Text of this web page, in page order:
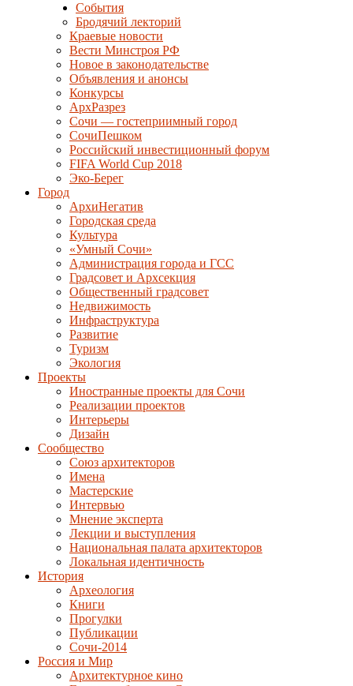
События
Бродячий лекторий
Краевые новости
Вести Минстроя РФ
Новое в законодательстве
Объявления и анонсы
Конкурсы
АрхРазрез
Сочи — гостеприимный город
СочиПешком
Российский инвестиционный форум
FIFA World Cup 2018
Эко-Берег
Город
АрхиНегатив
Городская среда
Культура
«Умный Сочи»
Администрация города и ГСС
Градсовет и Архсекция
Общественный градсовет
Недвижимость
Инфраструктура
Развитие
Туризм
Экология
Проекты
Иностранные проекты для Сочи
Реализации проектов
Интерьеры
Дизайн
Сообщество
Союз архитекторов
Имена
Мастерские
Интервью
Мнение эксперта
Лекции и выступления
Национальная палата архитекторов
Локальная идентичность
История
Археология
Книги
Прогулки
Публикации
Сочи-2014
Россия и Мир
Архитектурное кино